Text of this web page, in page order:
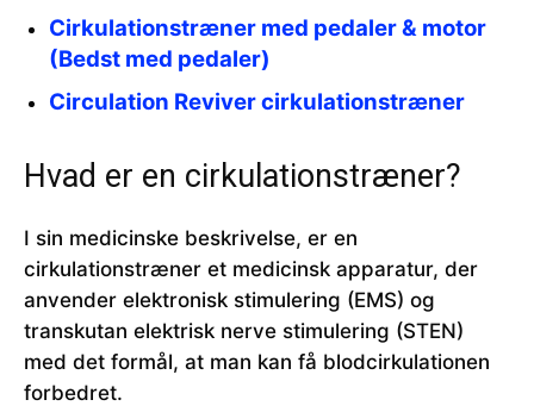
Cirkulationstræner med pedaler & motor
(Bedst med pedaler)
Circulation Reviver cirkulationstræner
Hvad er en cirkulationstræner?
I sin medicinske beskrivelse, er en
cirkulationstræner et medicinsk apparatur, der
anvender elektronisk stimulering (EMS) og
transkutan elektrisk nerve stimulering (STEN)
med det formål, at man kan få blodcirkulationen
forbedret.